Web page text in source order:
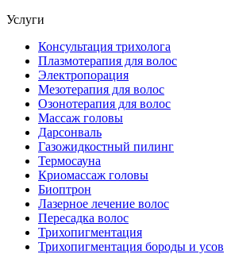
Услуги
Консультация трихолога
Плазмотерапия для волос
Электропорация
Мезотерапия для волос
Озонотерапия для волос
Массаж головы
Дарсонваль
Газожидкостный пилинг
Термосауна
Криомассаж головы
Биоптрон
Лазерное лечение волос
Пересадка волос
Трихопигментация
Трихопигментация бороды и усов